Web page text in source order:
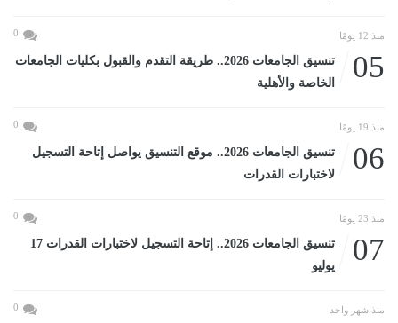
منذ 12 يومًا 0
05
تنسيق الجامعات 2026.. طريقة التقدم والقبول بكليات الجامعات
الخاصة والأهلية
منذ 19 يومًا 0
06
تنسيق الجامعات 2026.. موقع التنسيق يواصل إتاحة التسجيل
لاختبارات القدرات
منذ 23 يومًا 0
07
تنسيق الجامعات 2026.. إتاحة التسجيل لاختبارات القدرات 17
يوليو
منذ شهر واحد 0